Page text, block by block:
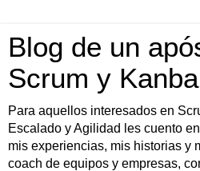
Blog de un
Scrum y
Para aquellos interesados en
Escalado y Agilidad les cuento
mis experiencias, mis historias y
coach de equipos y empresas,